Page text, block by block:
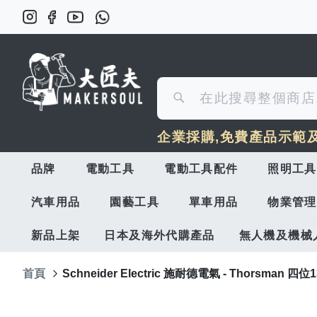
尋
搜
尋
企業採購,免費產品示範
品牌 電動工具 電動工具配件 照明工具
汽車用品 園藝工具 單車用品 物業管
新品上架 日本及海外代購產品 無人機及機械
首頁 Schneider Electric 施耐德電氣 - Thorsman 四位